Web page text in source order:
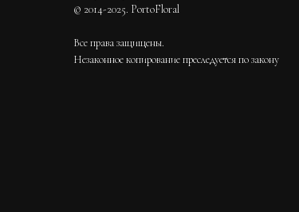
© 2014-2025. PortoFloral
Все права защищены.
Незаконное копирование преследуется по закону